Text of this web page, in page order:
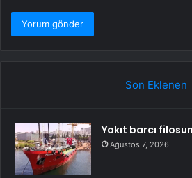
Son Eklenen
Yakıt barcı
Ağustos 7, 2026